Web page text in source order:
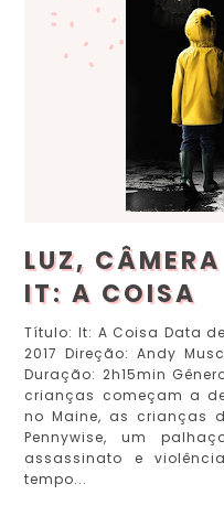
LUZ,
IT: A COISA
Título: It: A Coisa Data
2017 Direção: Andy
Duração: 2h15min
crianças começam a
no Maine, as crianças
Pennywise, um
assassinato e
tempo...